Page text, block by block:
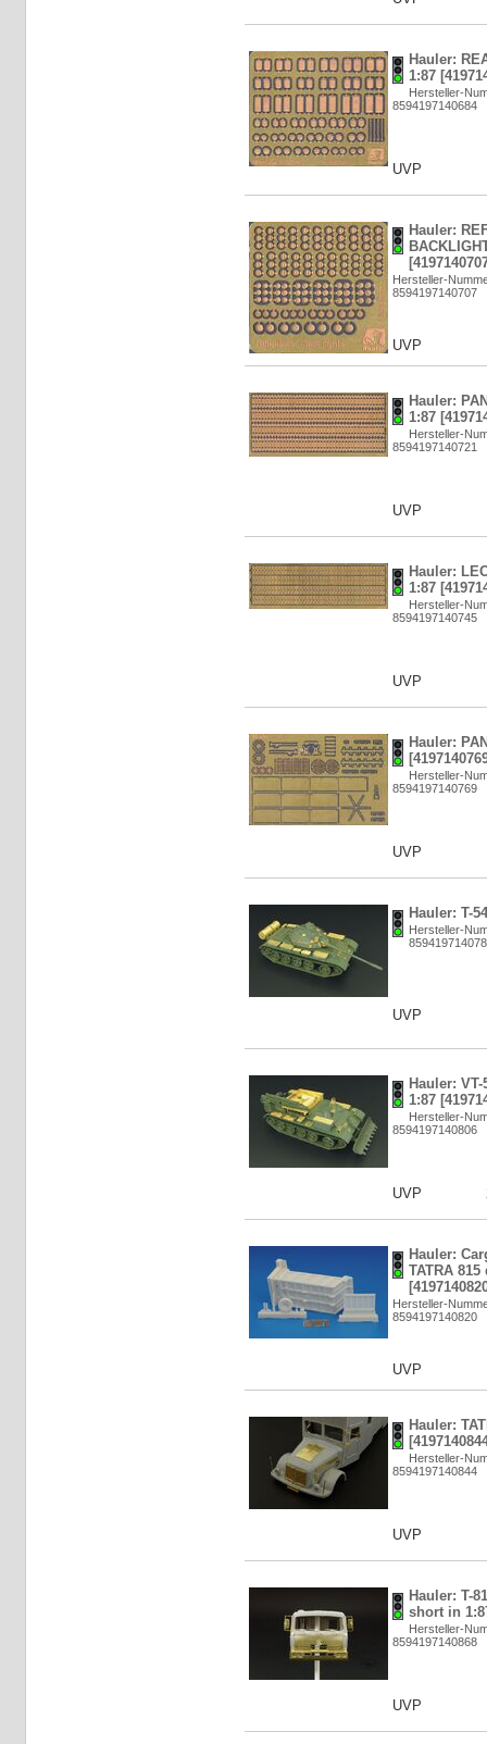
Hauler:
1:87
Hersteller-
8594197140684
UVP
Hauler:
Hersteller-
8594197140707
UVP
Hauler:
1:87
Hersteller-
8594197140721
UVP
Hauler:
1:87
Hersteller-
8594197140745
UVP
Hauler:
Hersteller-
8594197140769
UVP
Hauler: T-
Hersteller-
UVP
Hauler:
1:87
Hersteller-
8594197140806
UVP
Hauler:
TATRA
Hersteller-
8594197140820
UVP
Hauler:
Hersteller-
8594197140844
UVP
Hauler: T-
short in
Hersteller-
8594197140868
UVP